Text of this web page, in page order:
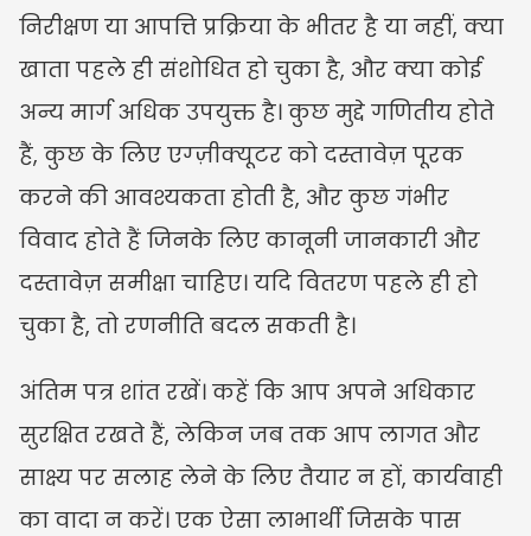
निरीक्षण या आपत्ति प्रक्रिया के भीतर है या नहीं, क्या
खाता पहले ही संशोधित हो चुका है, और क्या कोई
अन्य मार्ग अधिक उपयुक्त है। कुछ मुद्दे गणितीय होते
हैं, कुछ के लिए एग्ज़ीक्यूटर को दस्तावेज़ पूरक
करने की आवश्यकता होती है, और कुछ गंभीर
विवाद होते हैं जिनके लिए कानूनी जानकारी और
दस्तावेज़ समीक्षा चाहिए। यदि वितरण पहले ही हो
चुका है, तो रणनीति बदल सकती है।
अंतिम पत्र शांत रखें। कहें कि आप अपने अधिकार
सुरक्षित रखते हैं, लेकिन जब तक आप लागत और
साक्ष्य पर सलाह लेने के लिए तैयार न हों, कार्यवाही
का वादा न करें। एक ऐसा लाभार्थी जिसके पास